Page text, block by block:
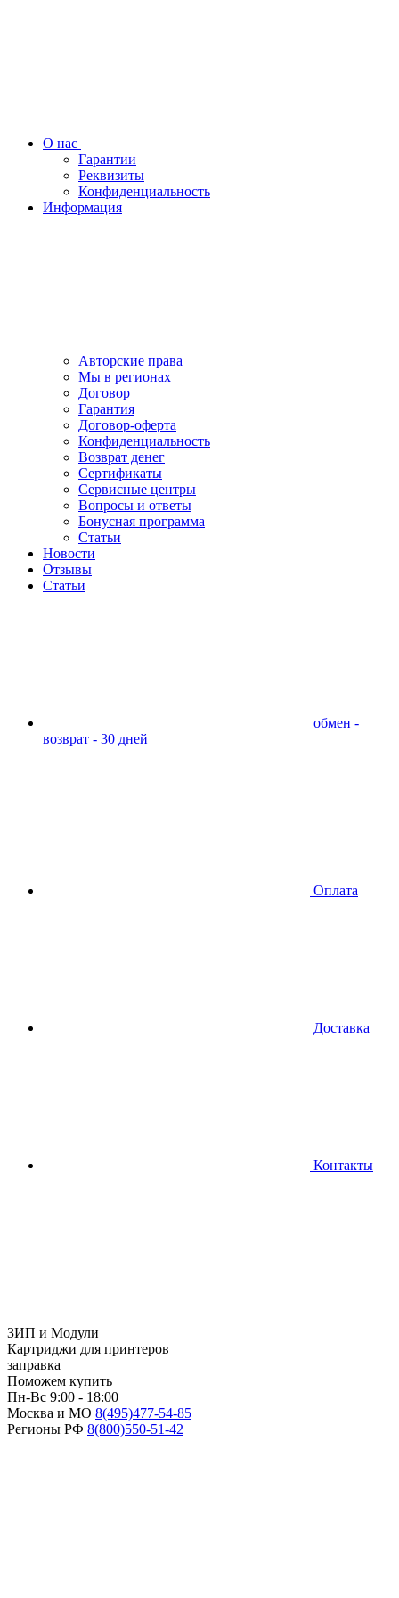
О нас
Гарантии
Реквизиты
Конфиденциальность
Информация
Авторские права
Мы в регионах
Договор
Гарантия
Договор-оферта
Конфиденциальность
Возврат денег
Сертификаты
Сервисные центры
Вопросы и ответы
Бонусная программа
Статьи
Новости
Отзывы
Статьи
обмен -
возврат - 30 дней
Оплата
Доставка
Контакты
ЗИП и Модули
Картриджи для принтеров
заправка
Поможем купить
Пн-Вс 9:00 - 18:00
Москва и МО 8(495)477-54-85
Регионы РФ 8(800)550-51-42